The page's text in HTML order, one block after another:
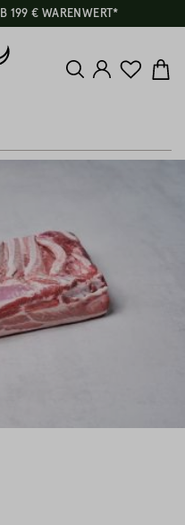
199 € WARENWERT*